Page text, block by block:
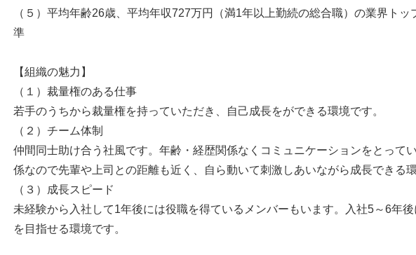
（５）平均年齢26歳、平均年収727万円（満1年以上勤続の総合職）の業界トッ
準
【組織の魅力】
（１）裁量権のある仕事
若手のうちから裁量権を持っていただき、自己成長をができる環境です。
（２）チーム体制
仲間同士助け合う社風です。年齢・経歴関係なくコミュニケーションをとって
係なので先輩や上司との距離も近く、自ら動いて刺激しあいながら成長できる環
（３）成長スピード
未経験から入社して1年後には役職を得ているメンバーもいます。入社5～6年
を目指せる環境です。